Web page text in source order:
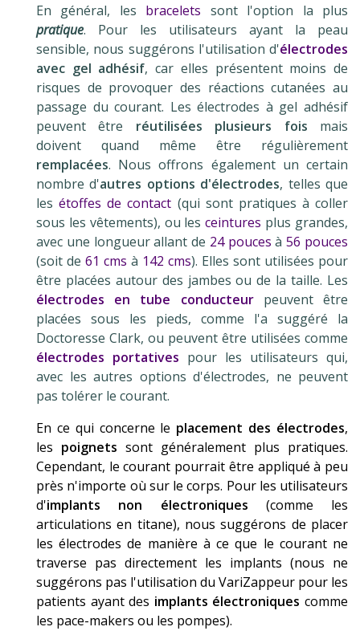
En général, les bracelets sont l'option la plus
pratique. Pour les utilisateurs ayant la peau
sensible, nous suggérons l'utilisation d'électrodes
avec gel adhésif, car elles présentent moins de
risques de provoquer des réactions cutanées au
passage du courant. Les électrodes à gel adhésif
peuvent être réutilisées plusieurs fois mais
doivent quand même être régulièrement
remplacées. Nous offrons également un certain
nombre d'autres options d'électrodes, telles que
lesétoffes de contact (qui sont pratiques à coller
sous les vêtements), ou lesceintures plus grandes,
avec une longueur allant de 24 pouces à56 pouces
(soit de 61 cms à 142 cms). Elles sont utilisées pour
être placées autour des jambes ou de la taille. Les
électrodes en tube conducteurpeuvent être
placées sous les pieds, comme l'a suggéré la
Doctoresse Clark, ou peuvent être utilisées comme
électrodes portatives pour les utilisateurs qui,
avec les autres options d'électrodes, ne peuvent
pas tolérer le courant.
En ce qui concerne le placement des électrodes,
les poignets sont généralement plus pratiques.
Cependant, le courant pourrait être appliqué à peu
près n'importe où sur le corps. Pour les utilisateurs
d'implants non électroniques (comme les
articulations en titane), nous suggérons de placer
les électrodes de manière à ce que le courant ne
traverse pas directement les implants (nous ne
suggérons pas l'utilisation du VariZappeur pour les
patients ayant des implants électroniques comme
les pace-makers ou les pompes).